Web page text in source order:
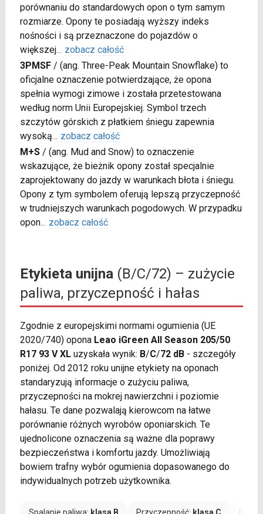
porównaniu do standardowych opon o tym samym
rozmiarze. Opony te posiadają wyższy indeks
nośności i są przeznaczone do pojazdów o
większej... zobacz całość
3PMSF/ (ang. Three-Peak Mountain Snowflake) to
oficjalne oznaczenie potwierdzające, że opona
spełnia wymogi zimowe i została przetestowana
według norm Unii Europejskiej. Symbol trzech
szczytów górskich z płatkiem śniegu zapewnia
wysoką... zobacz całość
M+S/ (ang. Mud and Snow) to oznaczenie
wskazujące, że bieżnik opony został specjalnie
zaprojektowany do jazdy w warunkach błota i śniegu.
Opony z tym symbolem oferują lepszą przyczepność
w trudniejszych warunkach pogodowych. W przypadku
opon... zobacz całość
Etykieta unijna(B/C/72) – zużycie
paliwa, przyczepność i hałas
Zgodnie z europejskimi normami ogumienia (UE
2020/740) opona Leao iGreen All Season 205/50
R17 93 V XLuzyskała wynik: B/C/72 dB- szczegóły
poniżej. Od 2012 roku unijne etykiety na oponach
standaryzują informacje o zużyciu paliwa,
przyczepności na mokrej nawierzchni i poziomie
hałasu. Te dane pozwalają kierowcom na łatwe
porównanie różnych wyrobów oponiarskich. Te
ujednolicone oznaczenia są ważne dla poprawy
bezpieczeństwa i komfortu jazdy. Umożliwiają
bowiem trafny wybór ogumienia dopasowanego do
indywidualnych potrzeb użytkownika.